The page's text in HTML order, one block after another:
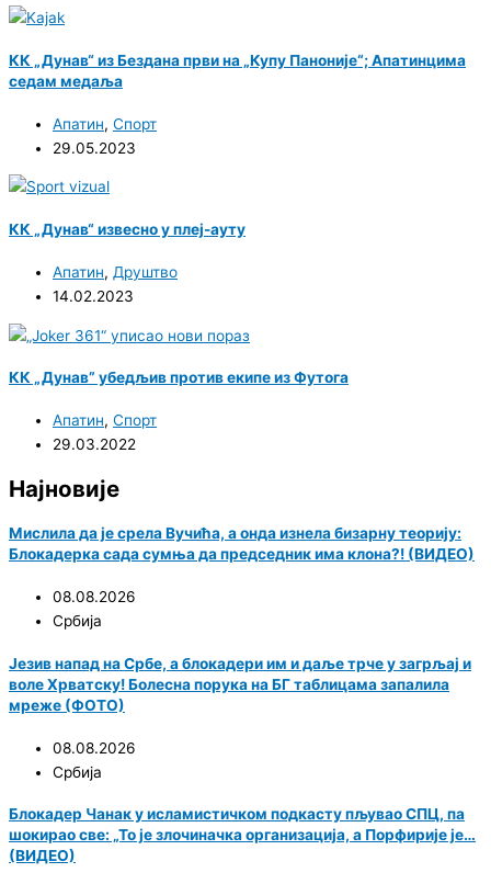
КК „Дунав“ из Бездана први на „Купу Паноније“; Апатинцима
седам медаља
Апатин, Спорт
29.05.2023
КК „Дунав“ извесно у плеј-ауту
Апатин, Друштво
14.02.2023
КК „Дунав” убедљив против екипе из Футога
Апатин, Спорт
29.03.2022
Најновије
Мислила да је срела Вучића, а онда изнела бизарну теорију:
Блокадерка сада сумња да председник има клона?! (ВИДЕО)
08.08.2026
Србија
Језив напад на Србе, а блокадери им и даље трче у загрљај и
воле Хрватску! Болесна порука на БГ таблицама запалила
мреже (ФОТО)
08.08.2026
Србија
Блокадер Чанак у исламистичком подкасту пљувао СПЦ, па
шокирао све: „То је злочиначка организација, а Порфирије је…
(ВИДЕО)